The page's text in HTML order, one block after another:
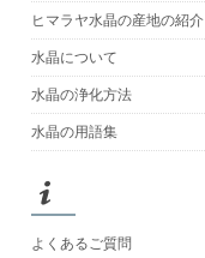
ヒマラヤ水晶の産地の紹介
水晶について
水晶の浄化方法
水晶の用語集
よくあるご質問